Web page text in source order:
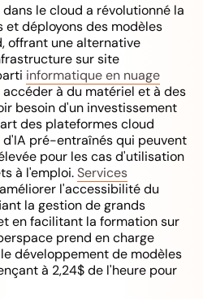
le cloud a révolutionné la
et déployons des modèles
offrant une alternative
sur site
informatique en nuage
accéder à du matériel et à des
besoin d'un investissement
des plateformes cloud
pré-entraînés qui peuvent
pour les cas d'utilisation
à l'emploi.Services
améliorer l'accessibilité du
la gestion de grands
en facilitant la formation sur
prend en charge
développement de modèles
à 2,24$ de l'heure pour